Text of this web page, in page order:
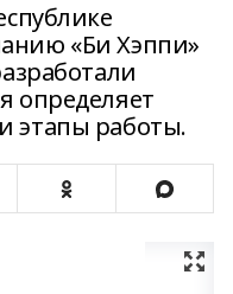
«Би Хэппи»
определяет
этапы работы.